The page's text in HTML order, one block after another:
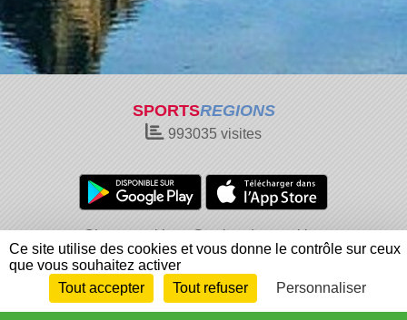
SPORTSREGIONS
993035 visites
Charte cookies
Gestion des cookies
Informations légales
Signaler un contenu inapproprié
Envie de participer ? Connexion
Ce site utilise des cookies et vous donne le contrôle sur ceux
que vous souhaitez activer
Tout accepter
Tout refuser Personnaliser